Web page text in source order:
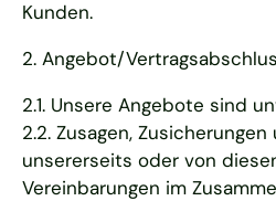
Kunden.
2. Angebot/
2.1. Unsere Angebote sind
2.2. Zusagen,
unsererseits oder von
Vereinbarungen im